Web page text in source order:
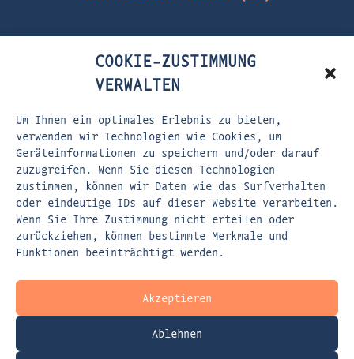
COOKIE-ZUSTIMMUNG
VERWALTEN
Um Ihnen ein optimales Erlebnis zu bieten,
verwenden wir Technologien wie Cookies, um
Geräteinformationen zu speichern und/oder darauf
zuzugreifen. Wenn Sie diesen Technologien
zustimmen, können wir Daten wie das Surfverhalten
oder eindeutige IDs auf dieser Website verarbeiten.
Wenn Sie Ihre Zustimmung nicht erteilen oder
zurückziehen, können bestimmte Merkmale und
Funktionen beeinträchtigt werden.
Akzeptieren
Ablehnen
FLEISCHERSTRASSE 5
80337 MÜNCHEN
WWW.DASPERSPEKTIVENWERK.DE